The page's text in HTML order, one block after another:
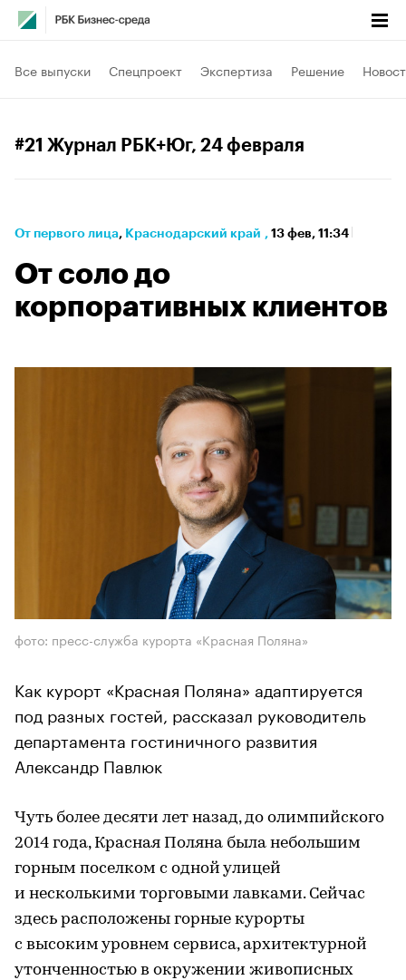
Все выпуски Спецпроект Экспертиза Решение
#21 Журнал РБК+Юг, 24 февраля
От первого лица⁠, Краснодарский край , 13 фев, 11:34
От соло до
корпоративных клиентов
фото: пресс-служба курорта «Красная Поляна»
Как курорт «Красная Поляна» адаптируется
под разных гостей, рассказал руководитель
департамента гостиничного развития
Александр Павлюк
Чуть более десяти лет назад, до олимпийского
2014 года, Красная Поляна была небольшим
горным поселком с одной улицей
и несколькими торговыми лавками. Сейчас
здесь расположены горные курорты
с высоким уровнем сервиса, архитектурной
утонченностью в окружении живописных